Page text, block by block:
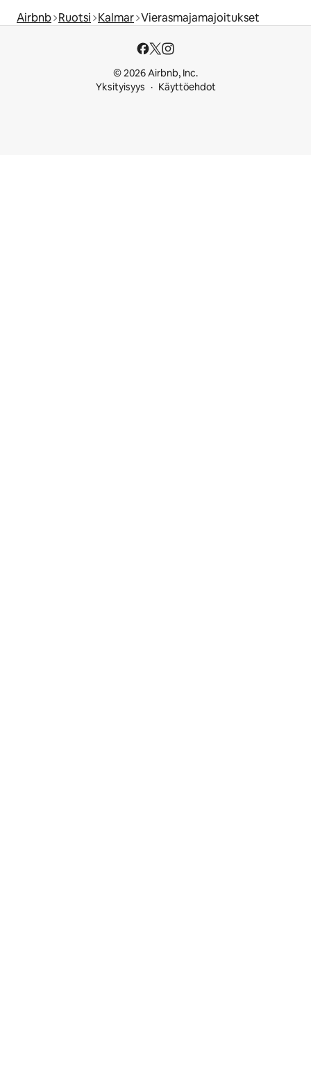
Airbnb Ruotsi Kalmar Vierasmajamajoitukset
© 2026 Airbnb, Inc.
Yksityisyys
Käyttöehdot